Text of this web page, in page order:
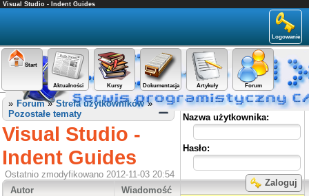
Visual Studio - Indent Guides
Logowanie
Start
Aktualności Kursy Dokumentacja Artykuły Forum
Panel użytkownika
Nazwa użytkownika:
Hasło:
Zaloguj
» Forum»Strefa użytkowników»
Pozostałe tematy
Visual Studio -
Indent Guides
Ostatnio zmodyfikowano 2012-11-03 20:54
Autor
Wiadomość